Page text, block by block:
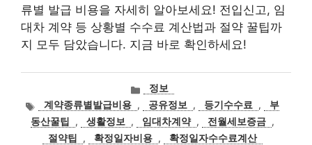
류별 발급 비용을 자세히 알아보세요! 전입신고, 임
대차 계약 등 상황별 수수료 계산법과 절약 꿀팁까
지 모두 담았습니다. 지금 바로 확인하세요!
카
테
고
리
정보
태
그
계약종류별발급비용 , 공유정보 , 등기수수료 ,
부
동산꿀팁
, 생활정보 , 임대차계약 , 전월세보증금 ,
절약팁
, 확정일자비용 , 확정일자수수료계산